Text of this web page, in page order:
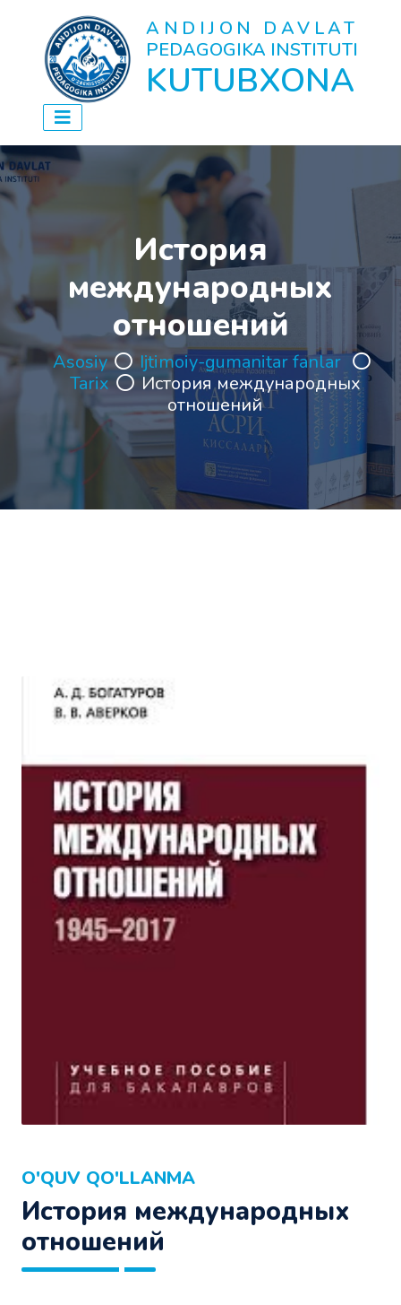
ANDIJON DAVLAT
PEDAGOGIKA INSTITUTI
KUTUBXONA
История
международных
отношений
Asosiy
Ijtimoiy-gumanitar fanlar
Tarix
История международных
отношений
O'QUV QO'LLANMA
История международных
отношений